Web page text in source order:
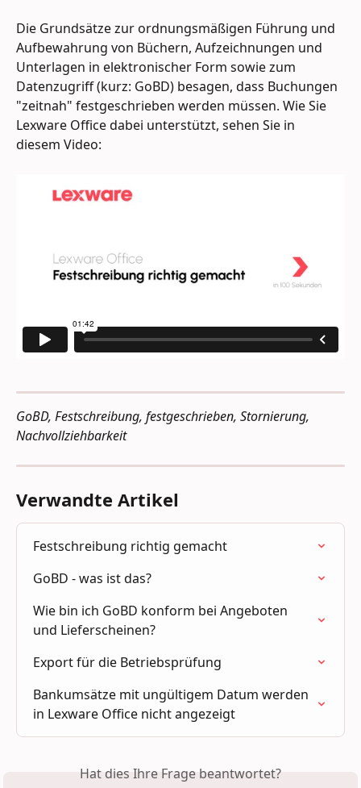
Die Grundsätze zur ordnungsmäßigen Führung und
Aufbewahrung von Büchern, Aufzeichnungen und
Unterlagen in elektronischer Form sowie zum
Datenzugriff (kurz: GoBD) besagen, dass Buchungen
"zeitnah" festgeschrieben werden müssen. Wie Sie
Lexware Office dabei unterstützt, sehen Sie in
diesem Video:
GoBD, Festschreibung, festgeschrieben, Stornierung,
Nachvollziehbarkeit
Verwandte Artikel
Festschreibung richtig gemacht
GoBD - was ist das?
Wie bin ich GoBD konform bei Angeboten
und Lieferscheinen?
Export für die Betriebsprüfung
Bankumsätze mit ungültigem Datum werden
in Lexware Office nicht angezeigt
Hat dies Ihre Frage beantwortet?